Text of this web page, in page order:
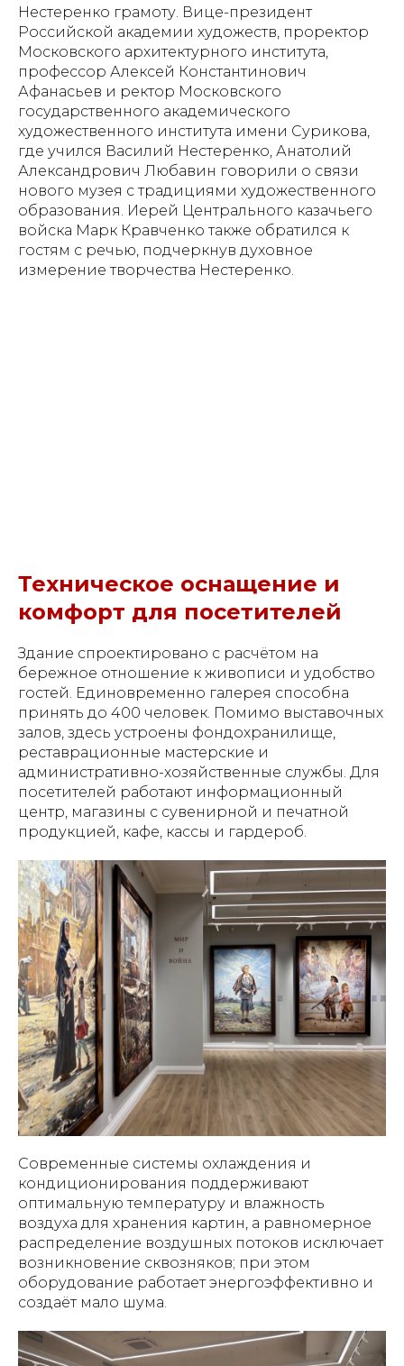
Нестеренко грамоту. Вице-президент
Российской академии художеств, проректор
Московского архитектурного института,
профессор Алексей Константинович
Афанасьев и ректор Московского
государственного академического
художественного института имени Сурикова,
где учился Василий Нестеренко, Анатолий
Александрович Любавин говорили о связи
нового музея с традициями художественного
образования. Иерей Центрального казачьего
войска Марк Кравченко также обратился к
гостям с речью, подчеркнув духовное
измерение творчества Нестеренко.
Техническое оснащение и
комфорт для посетителей
Здание спроектировано с расчётом на
бережное отношение к живописи и удобство
гостей. Единовременно галерея способна
принять до 400 человек. Помимо выставочных
залов, здесь устроены фондохранилище,
реставрационные мастерские и
административно-хозяйственные службы. Для
посетителей работают информационный
центр, магазины с сувенирной и печатной
продукцией, кафе, кассы и гардероб.
Современные системы охлаждения и
кондиционирования поддерживают
оптимальную температуру и влажность
воздуха для хранения картин, а равномерное
распределение воздушных потоков исключает
возникновение сквозняков; при этом
оборудование работает энергоэффективно и
создаёт мало шума.